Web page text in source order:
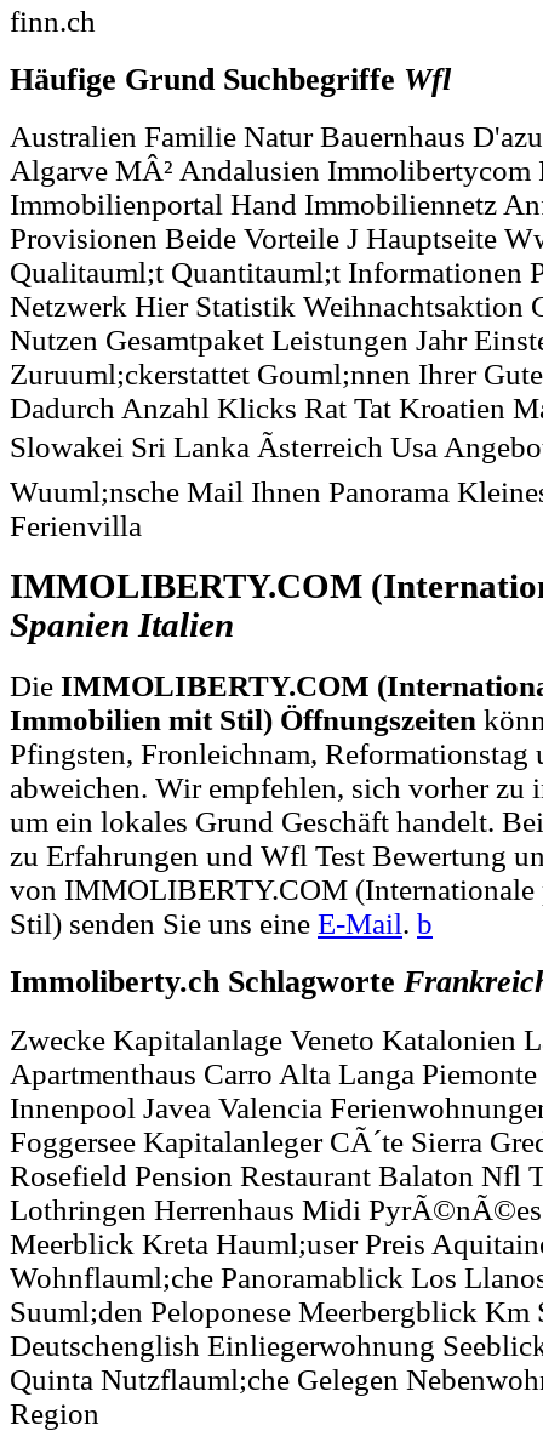
finn.ch
Häufige Grund Suchbegriffe Wfl
Australien Familie Natur Bauernhaus
Algarve MÂ² Andalusien Immolibertycom
Immobilienportal Hand Immobiliennetz
Provisionen Beide Vorteile J Hauptseite
Qualitauml;t Quantitauml;t Informationen
Netzwerk Hier Statistik Weihnachtsaktion
Nutzen Gesamtpaket Leistungen Jahr
Zuruuml;ckerstattet Gouml;nnen Ihrer
Dadurch Anzahl Klicks Rat Tat Kroatien
Slowakei Sri Lanka Ãsterreich Usa
Wuuml;nsche Mail Ihnen Panorama
Ferienvilla
IMMOLIBERTY.COM
Spanien Italien
Die IMMOLIBERTY.COM
Immobilien mit Stil) Öffnungszeiten
Pfingsten, Fronleichnam,
abweichen. Wir empfehlen, sich vorher zu
um ein lokales Grund Geschäft handelt.
zu Erfahrungen und Wfl Test Bewertung
von IMMOLIBERTY.COM
Stil) senden Sie uns eine E-Mail. b
Immoliberty.ch Schlagworte
Zwecke Kapitalanlage Veneto Katalonien
Apartmenthaus Carro Alta Langa
Innenpool Javea Valencia
Foggersee Kapitalanleger CÃ´te Sierra
Rosefield Pension Restaurant Balaton Nfl
Lothringen Herrenhaus Midi
Meerblick Kreta Hauml;user Preis
Wohnflauml;che Panoramablick Los
Suuml;den Peloponese Meerbergblick Km
Deutschenglish Einliegerwohnung
Quinta Nutzflauml;che Gelegen
Region